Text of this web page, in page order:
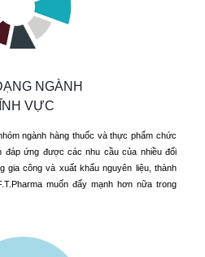
NGÀNH
VỰC
ngành hàng thuốc và thực phẩm chức
đáp ứng được các nhu cầu của nhiều đối
gia công và xuất khẩu nguyên liệu, thành
muốn đẩy mạnh hơn nữa trong